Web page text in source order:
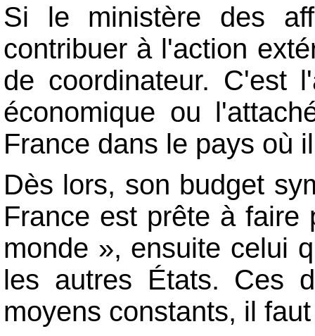
Si le ministère des
contribuer à l'action
de coordinateur. C'est
économique ou
France dans le pays où
Dès lors, son budget
France est prête à faire
monde », ensuite celui
les autres États. Ces
moyens constants, il